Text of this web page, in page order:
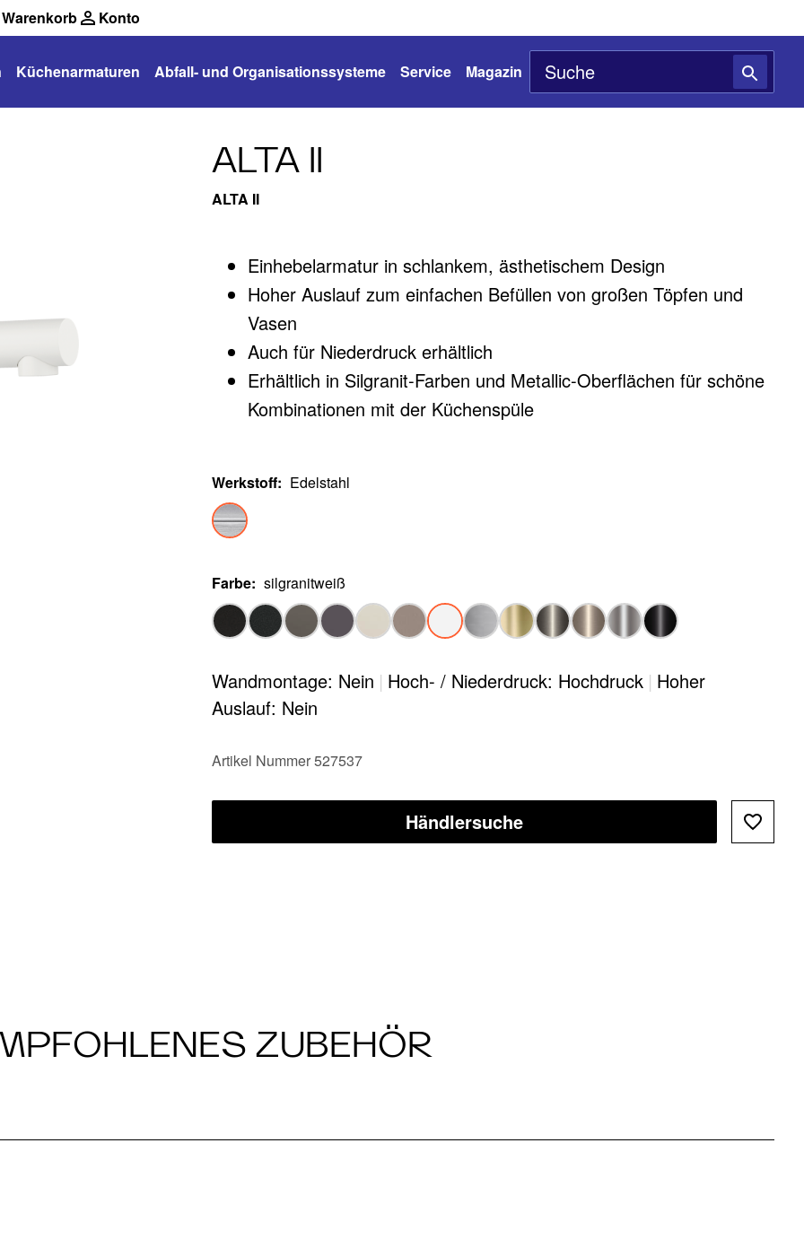
Warenkorb Konto
Küchenarmaturen Abfall- und Organisationssysteme Service Magazin
ALTA II
ALTA II
Einhebelarmatur in schlankem, ästhetischem Design
Hoher Auslauf zum einfachen Befüllen von großen Töpfen und
Vasen
Auch für Niederdruck erhältlich
Erhältlich in Silgranit-Farben und Metallic-Oberflächen für schöne
Kombinationen mit der Küchenspüle
Werkstoff: Edelstahl
Farbe: silgranitweiß
Wandmontage: Nein | Hoch- / Niederdruck: Hochdruck | Hoher
Auslauf: Nein
Artikel Nummer 527537
Händlersuche
ZUBEHÖR